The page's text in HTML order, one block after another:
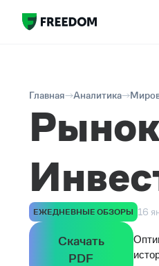
Главная Аналитика
ЕЖЕДНЕВНЫЕ ОБЗОРЫ 16
Скачать
PDF